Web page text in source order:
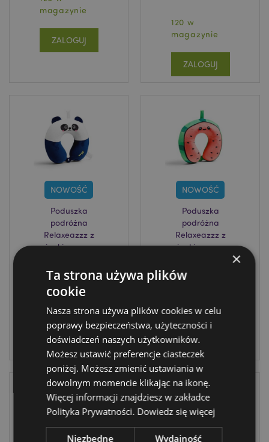
magazynie
ZALOGUJ
120 w
magazynie
ZALOGUJ
NOWOŚĆ
Poduszka
podróżna
Relaxeazzz z
pianki memory
CUSH492
873 w
magazynie
ZALOGUJ
NOWOŚĆ
Poduszka
podróżna
Relaxeazzz z
pianki memory
arbuz Foodiemals
CUSH500
magazynie
ZALOGUJ
×
Ta strona używa plików
cookie
Nasza strona używa plików cookies w celu
poprawy bezpieczeństwa, użyteczności i
doświadczeń naszych użytkowników.
Możesz ustawić preferencje ciasteczek
poniżej. Możesz zmienić ustawiania w
dowolnym momencie klikając na ikonę.
Więcej informacji znajdziesz w zakładce
Polityka Prywatności. Dowiedz się więcej
Niezbędne Wydajność